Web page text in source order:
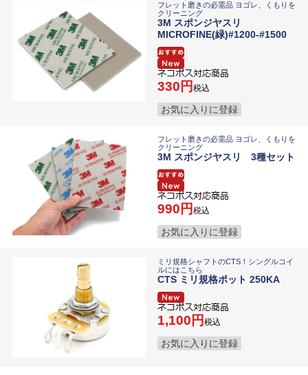
フレット磨きの必需品 ヨゴレ、くもりを
クリーニング
3M スポンジヤスリ
MICROFINE(緑)#1200-#1500
330 税込
お気に入りに登録
フレット磨きの必需品 ヨゴレ、くもりを
クリーニング
3M スポンジヤスリ 3種セット
990 税込
お気に入りに登録
ミリ規格シャフトのCTS！シングルコイ
ルにはこちら
CTS ミリ規格ポット 250KA
1,100 税込
お気に入りに登録